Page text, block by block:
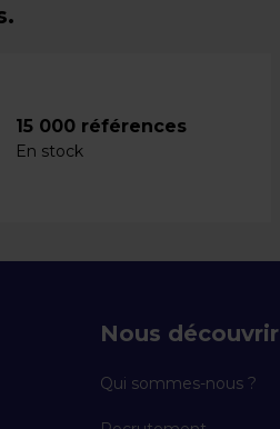
15 000 références
En stock
Nous découvrir
Qui sommes-nous ?